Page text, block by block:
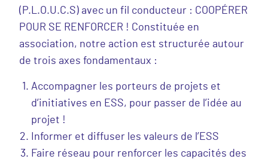
(P.L.O.U.C.S) avec un fil conducteur : COOPÉRER
POUR SE RENFORCER ! Constituée en
association, notre action est structurée autour
de trois axes fondamentaux :
Accompagner les porteurs de projets et
d’initiatives en ESS, pour passer de l’idée au
projet !
Informer et diffuser les valeurs de l’ESS
Faire réseau pour renforcer les capacités des